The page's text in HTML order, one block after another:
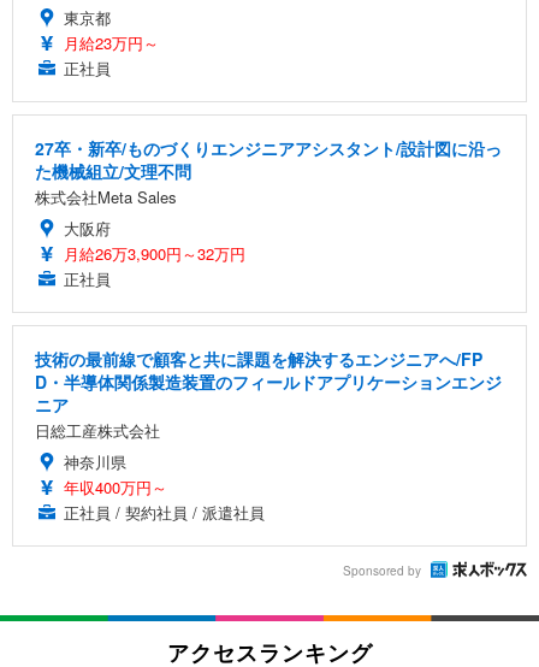
東京都
月給23万円～
正社員
27卒・新卒/ものづくりエンジニアアシスタント/設計図に沿っ
た機械組立/文理不問
株式会社Meta Sales
大阪府
月給26万3,900円～32万円
正社員
技術の最前線で顧客と共に課題を解決するエンジニアへ/FP
D・半導体関係製造装置のフィールドアプリケーションエンジ
ニア
日総工産株式会社
神奈川県
年収400万円～
正社員 / 契約社員 / 派遣社員
Sponsored by
アクセスランキング